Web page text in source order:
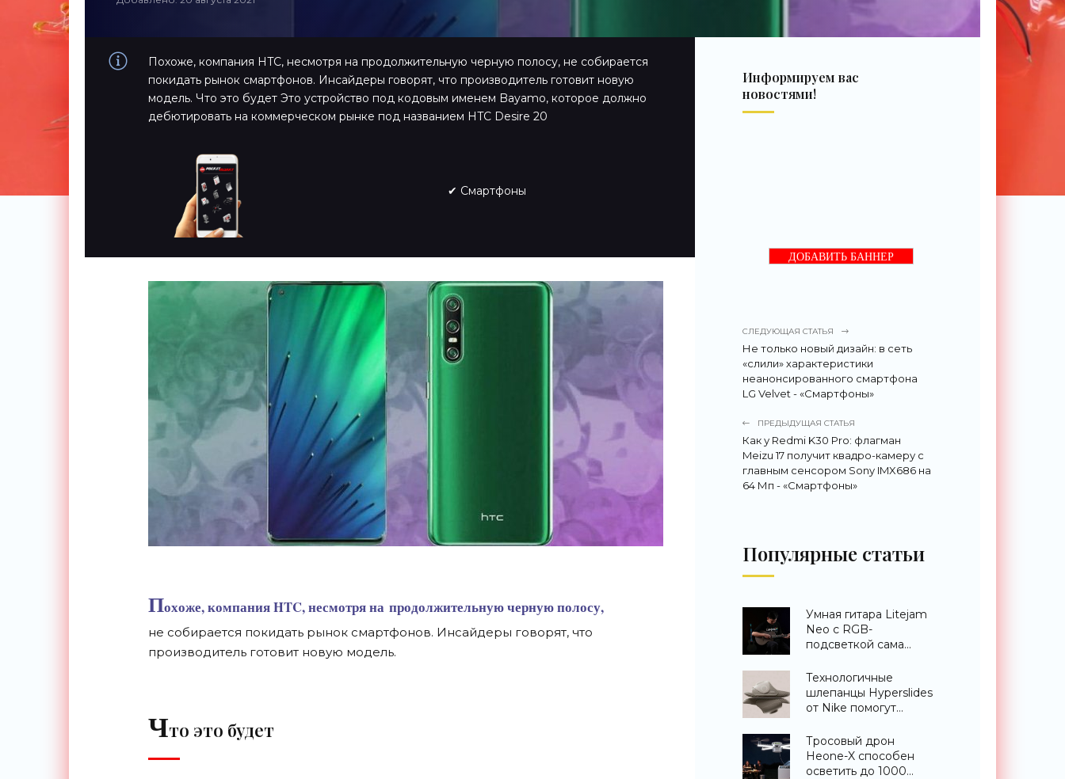
Похоже, компания HTC, несмотря на продолжительную черную полосу, не собирается
покидать рынок смартфонов. Инсайдеры говорят, что производитель готовит новую
модель. Что это будет Это устройство под кодовым именем Bayamo, которое должно
дебютировать на коммерческом рынке под названием HTC Desire 20
✔ Смартфоны
Похоже, компания HTC, несмотря на продолжительную черную полосу,
не собирается покидать рынок смартфонов. Инсайдеры говорят, что
производитель готовит новую модель.
Что это будет
Информируем вас
новостями!
ДОБАВИТЬ БАННЕР
СЛЕДУЮЩАЯ СТАТЬЯ
Не только новый дизайн: в сеть
«слили» характеристики
неанонсированного смартфона
LG Velvet - «Смартфоны»
ПРЕДЫДУЩАЯ СТАТЬЯ
Как у Redmi K30 Pro: флагман
Meizu 17 получит квадро-камеру с
главным сенсором Sony IMX686 на
64 Мп - «Смартфоны»
Популярные статьи
Умная гитара Litejam
Neo с RGB-
подсветкой сама
«Гаджеты»
Технологичные
шлепанцы Hyperslides
от Nike помогут
ноги после
тренировки -
«Гаджеты»
Тросовый дрон
Heone-X способен
осветить до 1000